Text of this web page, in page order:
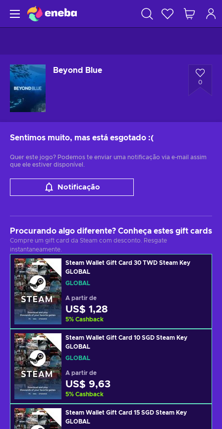
Beyond Blue
0
Sentimos muito, mas está esgotado :(
Quer este jogo? Podemos te enviar uma notificação via e-mail assim
que ele estiver disponível.
Notificação
Procurando algo diferente? Conheça estes gift cards
Compre um gift card da Steam com desconto. Resgate
instantaneamente.
Steam Wallet Gift Card 30 TWD Steam Key
GLOBAL
GLOBAL
A partir de
US$ 1,28
5% Cashback
Steam Wallet Gift Card 10 SGD Steam Key
GLOBAL
GLOBAL
A partir de
US$ 9,63
5% Cashback
Steam Wallet Gift Card 15 SGD Steam Key
GLOBAL